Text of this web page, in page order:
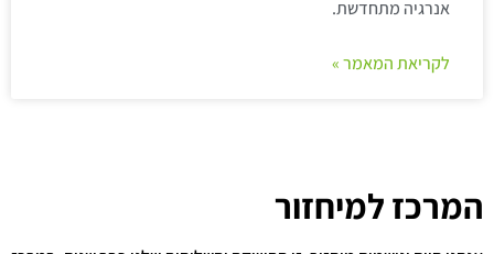
אנרגיה מתחדשת.
לקריאת המאמר »
המרכז למיחזור